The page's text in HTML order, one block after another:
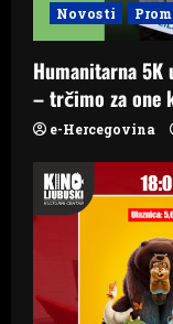
o
n
Novosti
Humanitarna
– trčimo za one
e-Hercegovina